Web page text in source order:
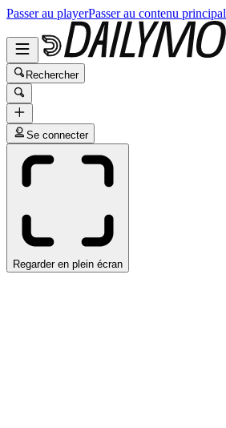
Passer au playerPasser au contenu principal
Rechercher
Se connecter
Regarder en plein écran